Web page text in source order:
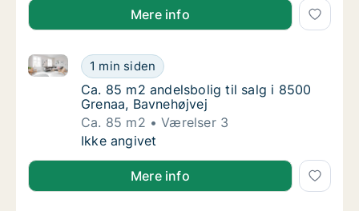
Mere info
Ca. 85 m2 andelsbolig til salg i 8500
1 min siden
Ca. 85 m2 andelsbolig til salg i 8500 Grenaa,
Ca. 85 m2 andelsbolig til salg i 8500
Ca. 85 m2 andelsbolig til salg i 8500
Grenaa, Bavnehøjvej
Ca. 85 m2
Værelser 3
Ca. 85 m2 andelsbolig til salg i 8500
Ikke angivet
Mere info